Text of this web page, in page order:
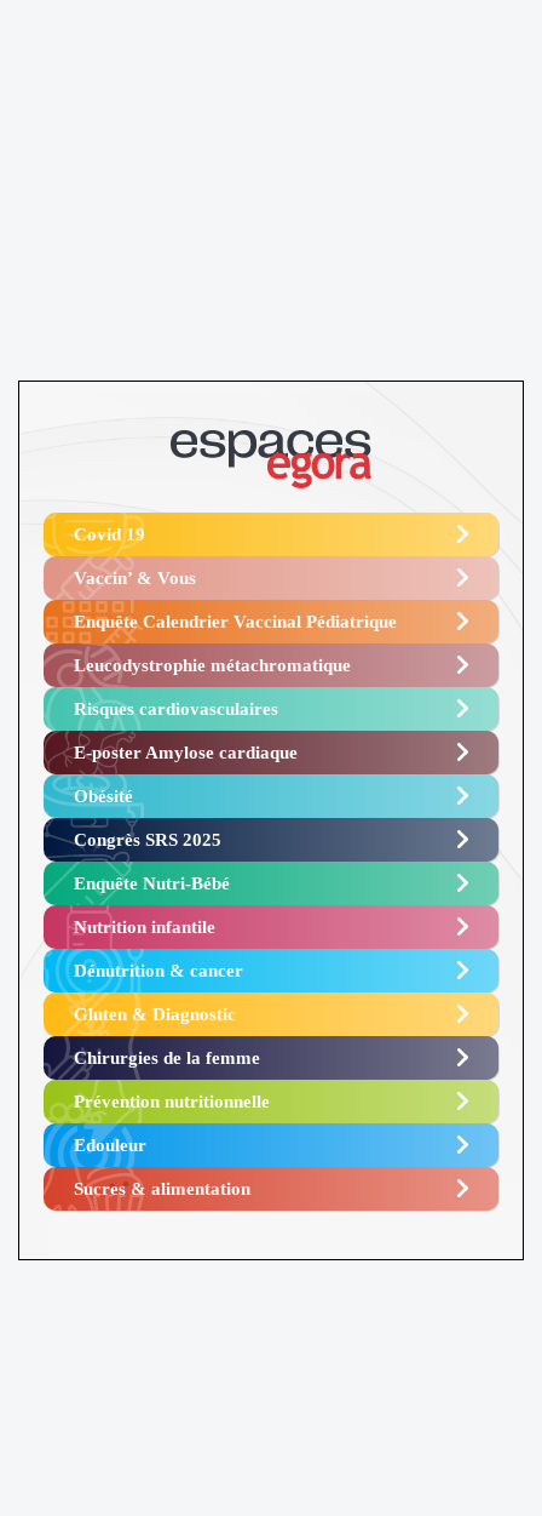
Covid 19
Vaccin’ & Vous
Enquête Calendrier Vaccinal Pédiatrique
Leucodystrophie métachromatique
Risques cardiovasculaires
E-poster Amylose cardiaque ​
Obésité ​
Congrès SRS 2025 ​
Enquête Nutri-Bébé ​
Nutrition infantile
Dénutrition & cancer
Gluten & Diagnostic
Chirurgies de la femme
Prévention nutritionnelle
Edouleur​
Sucres & alimentation​